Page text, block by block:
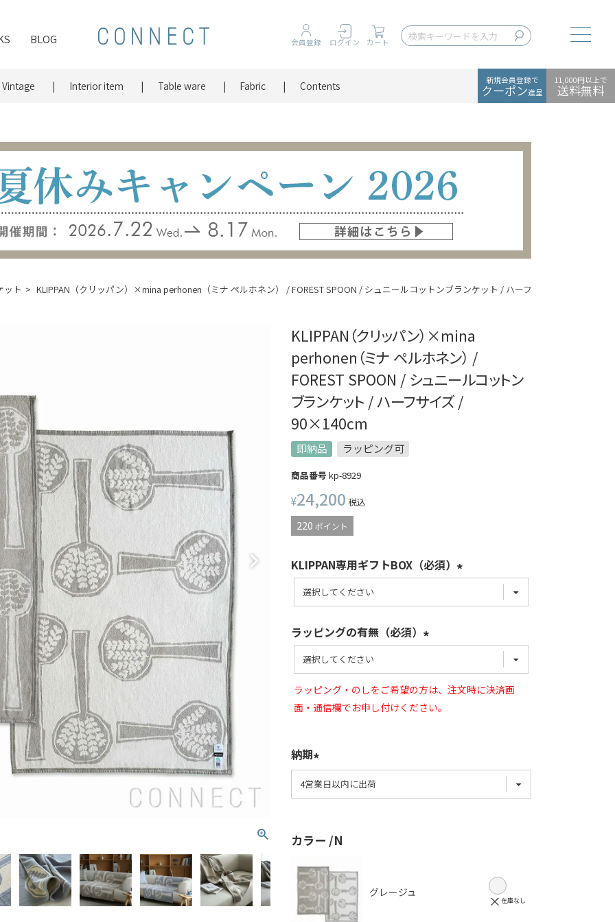
BLOG 会員登録 ログイン カート
Vintage Interior item Table ware Fabric Contents 新規会員登録で
クーポン進呈
11,000円以上で
送料無料
ット KLIPPAN（クリッパン）×mina perhonen（ミナ ペルホネン） / FOREST SPOON / シュニールコットンブランケット / ハーフサイズ / 90×140cm
KLIPPAN（クリッパン）×mina
perhonen（ミナ ペルホネン） /
FOREST SPOON / シュニールコットン
ブランケット / ハーフサイズ /
90×140cm
即納品 ラッピング可
商品番号 kp-8929
¥24,200 税込
220 ポイント
KLIPPAN専用ギフトBOX（必須）
ラッピングの有無（必須）
ラッピング・のしをご希望の方は、注文時に決済画
面・通信欄でお申し付けください。
納期
カラー N
グレージュ ×在庫なし